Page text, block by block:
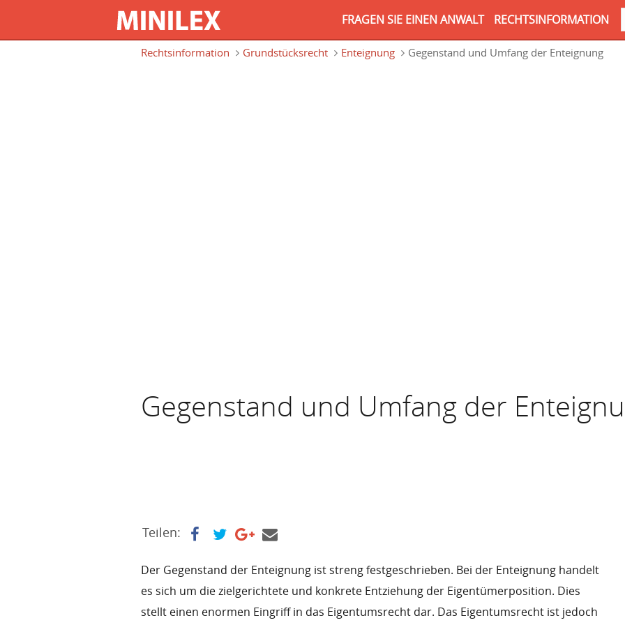
Direkt zum Inhalt
FRAGEN SIE EINEN ANWALT RECHTSINFORMATION
Rechtsinformation Grundstücksrecht Enteignung Gegenstand und Umfang der Enteignung
Gegenstand und Umfang der
Teilen:
Der Gegenstand der Enteignung ist streng festgeschrieben. Bei der Enteignung handelt
es sich um die zielgerichtete und konkrete Entziehung der Eigentümerposition. Dies
stellt einen enormen Eingriff in das Eigentumsrecht dar. Das Eigentumsrecht ist jedoch